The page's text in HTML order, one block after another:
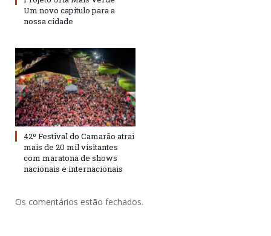
Um novo capítulo para a
nossa cidade
42º Festival do Camarão atrai
mais de 20 mil visitantes
com maratona de shows
nacionais e internacionais
Os comentários estão fechados.